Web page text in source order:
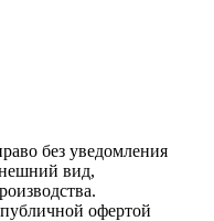
без уведомления
вид,
офертой